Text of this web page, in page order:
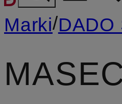
Marki/DADO